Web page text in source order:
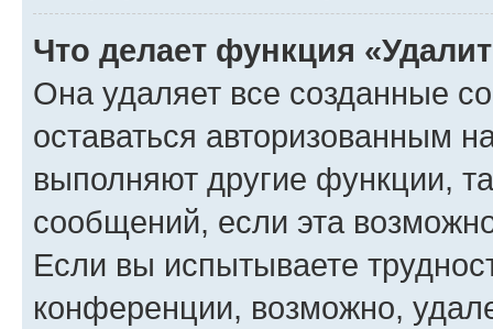
Что делает функция
Она удаляет все созданные
оставаться авторизованным
выполняют другие функции,
сообщений, если эта
Если вы испытываете
конференции, возможно,